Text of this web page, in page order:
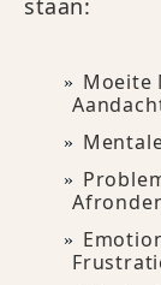
staan:
Moeite